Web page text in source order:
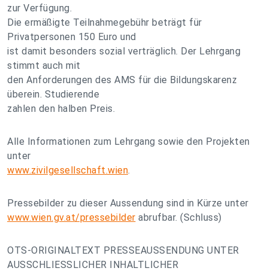
zur Verfügung.
Die ermäßigte Teilnahmegebühr beträgt für
Privatpersonen 150 Euro und
ist damit besonders sozial verträglich. Der Lehrgang
stimmt auch mit
den Anforderungen des AMS für die Bildungskarenz
überein. Studierende
zahlen den halben Preis.
Alle Informationen zum Lehrgang sowie den Projekten
unter
www.zivilgesellschaft.wien.
Pressebilder zu dieser Aussendung sind in Kürze unter
www.wien.gv.at/pressebilder abrufbar. (Schluss)
OTS-ORIGINALTEXT PRESSEAUSSENDUNG UNTER
AUSSCHLIESSLICHER INHALTLICHER